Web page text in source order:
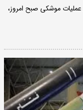
عملیات موشکی صبح امروز،